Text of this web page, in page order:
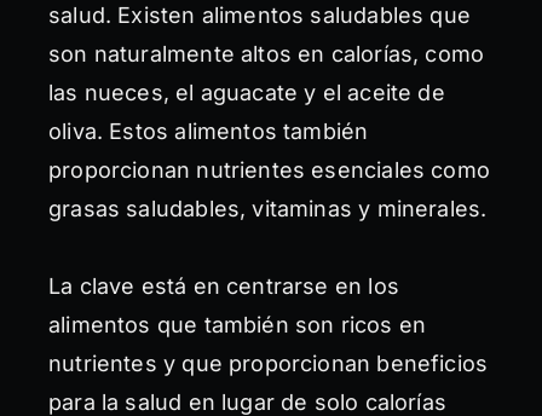
salud. Existen alimentos saludables que
son naturalmente altos en calorías, como
las nueces, el aguacate y el aceite de
oliva. Estos alimentos también
proporcionan nutrientes esenciales como
grasas saludables, vitaminas y minerales.
La clave está en centrarse en los
alimentos que también son ricos en
nutrientes y que proporcionan beneficios
para la salud en lugar de solo calorías